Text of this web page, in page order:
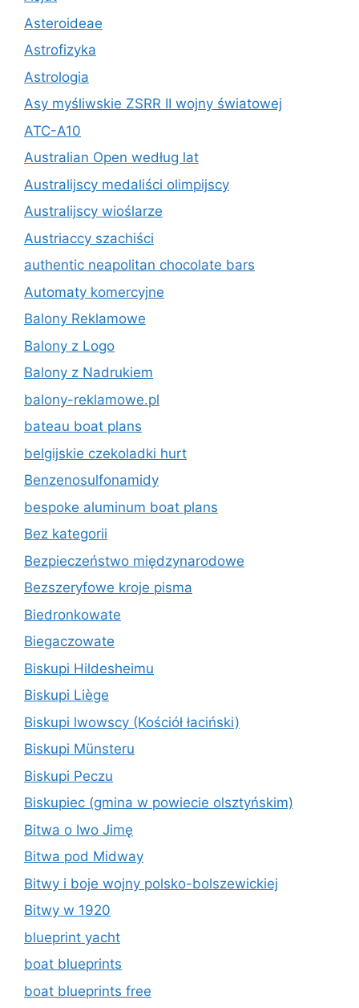
Asteroideae
Astrofizyka
Astrologia
Asy myśliwskie ZSRR II wojny światowej
ATC-A10
Australian Open według lat
Australijscy medaliści olimpijscy
Australijscy wioślarze
Austriaccy szachiści
authentic neapolitan chocolate bars
Automaty komercyjne
Balony Reklamowe
Balony z Logo
Balony z Nadrukiem
balony-reklamowe.pl
bateau boat plans
belgijskie czekoladki hurt
Benzenosulfonamidy
bespoke aluminum boat plans
Bez kategorii
Bezpieczeństwo międzynarodowe
Bezszeryfowe kroje pisma
Biedronkowate
Biegaczowate
Biskupi Hildesheimu
Biskupi Liège
Biskupi lwowscy (Kościół łaciński)
Biskupi Münsteru
Biskupi Peczu
Biskupiec (gmina w powiecie olsztyńskim)
Bitwa o Iwo Jimę
Bitwa pod Midway
Bitwy i boje wojny polsko-bolszewickiej
Bitwy w 1920
blueprint yacht
boat blueprints
boat blueprints free